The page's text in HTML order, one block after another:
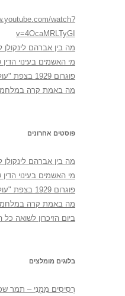
watch?
v=4OcaMRLTyGI
מה בין אברהם לינקולן
מי האשמים בעינוי
פוגרום 1929 בצפת "עולמנו חרב עלינו"
מה באמת קרה
פוסטים אחרונים
מה בין אברהם לינקולן
מי האשמים בעינוי
פוגרום 1929 בצפת "עולמנו חרב עלינו"
מה באמת קרה
ביום הזיכרון לשואה כל
בלוגים מומלצים
רְסִיסִים מִמֶנִי – תמר